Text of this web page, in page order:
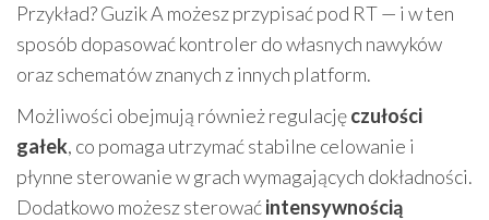
Przykład? Guzik A możesz przypisać pod RT — i w ten
sposób dopasować kontroler do własnych nawyków
oraz schematów znanych z innych platform.
Możliwości obejmują również regulacjęczułości
gałek, co pomaga utrzymać stabilne celowanie i
płynne sterowanie w grach wymagających dokładności.
Dodatkowo możesz sterowaćintensywnością